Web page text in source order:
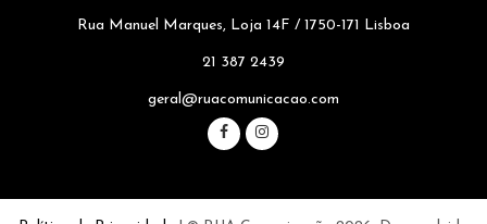
Rua Manuel Marques, Loja 14F / 1750-171 Lisboa
21 387 2439
geral@ruacomunicacao.com